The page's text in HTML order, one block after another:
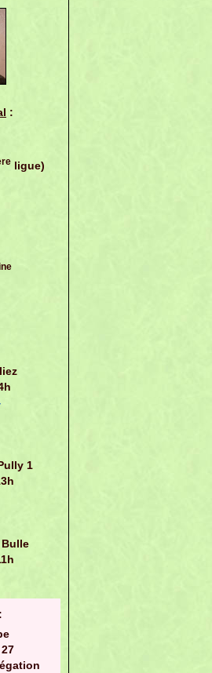
:
ligue)
1
: